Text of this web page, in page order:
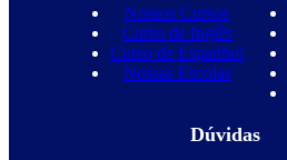
Nossos Cursos
Curso de Inglês
Curso de Espanhol
Nossas Escolas
Dúvidas